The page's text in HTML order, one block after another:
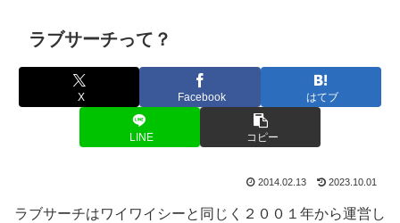
ラブサーチって？
X Facebook はてブ
LINE コピー
2014.02.13 2023.10.01
ラブサーチはワイワイシーと同じく２００１年から運営し